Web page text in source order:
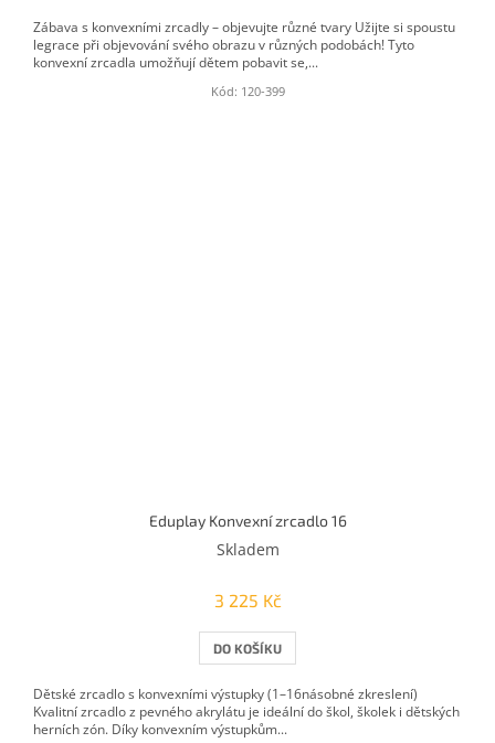
Zábava s konvexními zrcadly – objevujte různé tvary Užijte si spoustu
legrace při objevování svého obrazu v různých podobách! Tyto
konvexní zrcadla umožňují dětem pobavit se,...
Kód: 120-399
Eduplay Konvexní zrcadlo 16
Skladem
3 225 Kč
DO KOŠÍKU
Dětské zrcadlo s konvexními výstupky (1–16násobné zkreslení)
Kvalitní zrcadlo z pevného akrylátu je ideální do škol, školek i dětských
herních zón. Díky konvexním výstupkům...